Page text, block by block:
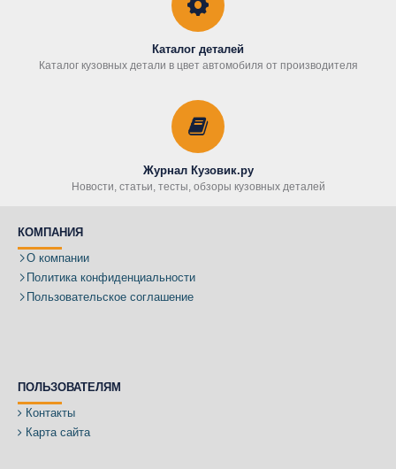
Каталог деталей
Каталог кузовных детали в цвет автомобиля от производителя
Журнал Кузовик.ру
Новости, статьи, тесты, обзоры кузовных деталей
КОМПАНИЯ
О компании
Политика конфиденциальности
Пользовательское соглашение
ПОЛЬЗОВАТЕЛЯМ
Контакты
Карта сайта